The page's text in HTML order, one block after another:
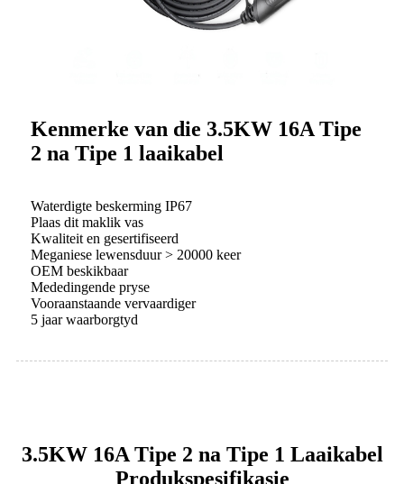
Kenmerke van die 3.5KW 16A Tipe
2 na Tipe 1 laaikabel
Waterdigte beskerming IP67
Plaas dit maklik vas
Kwaliteit en gesertifiseerd
Meganiese lewensduur > 20000 keer
OEM beskikbaar
Mededingende pryse
Vooraanstaande vervaardiger
5 jaar waarborgtyd
3.5KW 16A Tipe 2 na Tipe 1 Laaikabel
Produkspesifikasie